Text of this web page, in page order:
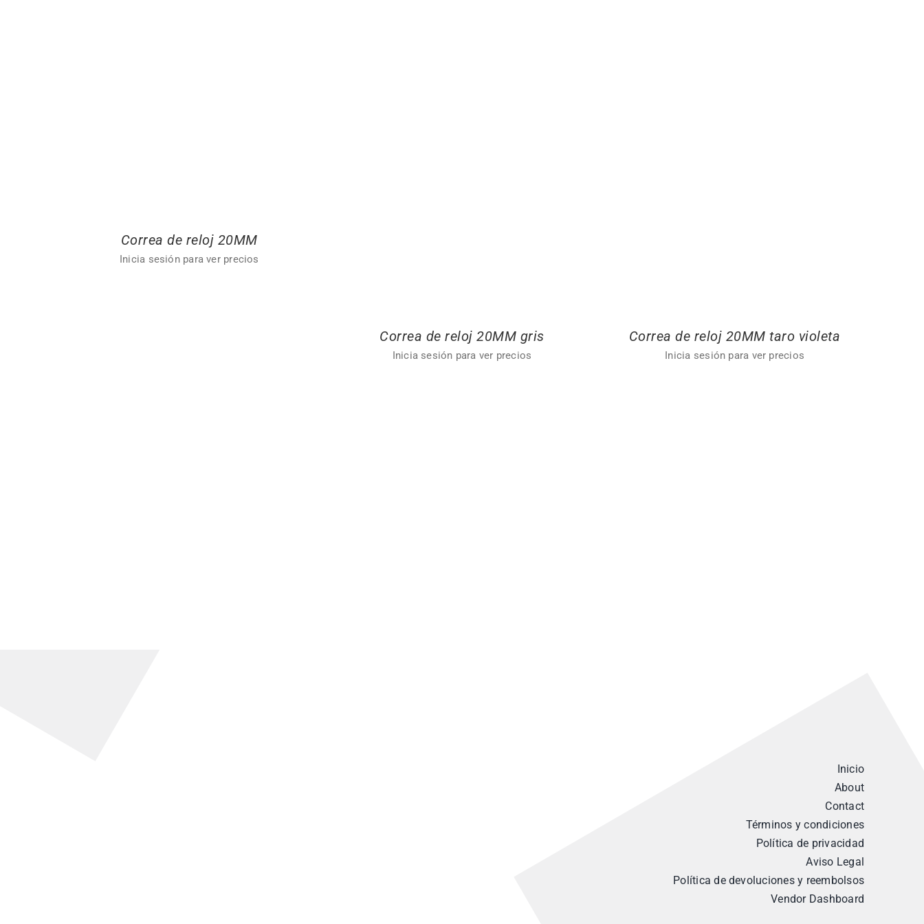
Correa de reloj 20MM
Inicia sesión para ver precios
Correa de reloj 20MM gris
Inicia sesión para ver precios
Correa de reloj 20MM taro violeta
Inicia sesión para ver precios
Inicio
About
Contact
Términos y condiciones
Política de privacidad
Aviso Legal
Política de devoluciones y reembolsos
Vendor Dashboard